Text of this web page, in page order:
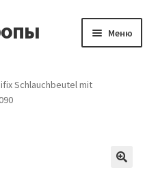
Меню
Schlauchbeutel mit